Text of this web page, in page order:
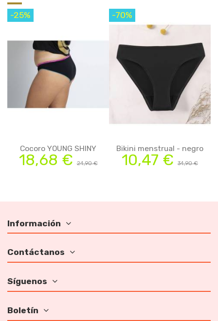
-25%
Cocoro YOUNG SHINY
18,68 €24,90 €
-70%
Bikini menstrual - negro
10,47 € 34,90 €
Información
Contáctanos
Síguenos
Boletín